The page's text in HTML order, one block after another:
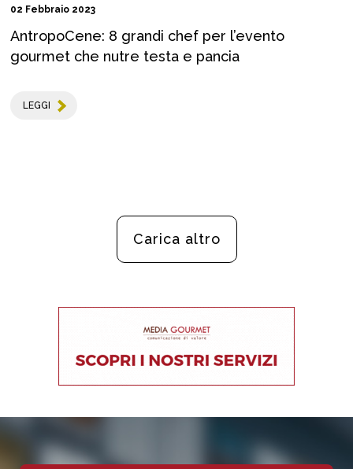
02 Febbraio 2023
AntropoCene: 8 grandi chef per l’evento
gourmet che nutre testa e pancia
LEGGI
Carica altro